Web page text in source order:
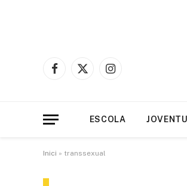
Facebook
X
Instagram
ESCOLA
Inici » transsexual